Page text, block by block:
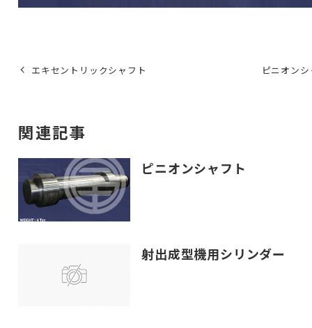
エキセントリックシャフト ピニオン
関連記事
ピニオンシャフト
射出成型機用シリンダー